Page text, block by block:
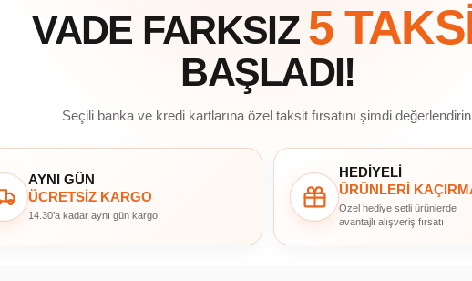
VADE FARKSIZ 5
BAŞLADI!
Seçili banka ve kredi kartlarına özel taksit fırsatını şimdi
AYNI GÜN
ÜCRETSİZ KARGO
14.30’a kadar aynı gün kargo
HEDİYELİ
ÜRÜNLERİ
Özel hediye setli ürünlerde
avantajlı alışveriş fırsatı